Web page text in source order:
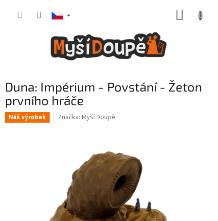
Duna: Impérium - Povstání - Žeton
prvního hráče
Náš výrobek Značka: Myší Doupě